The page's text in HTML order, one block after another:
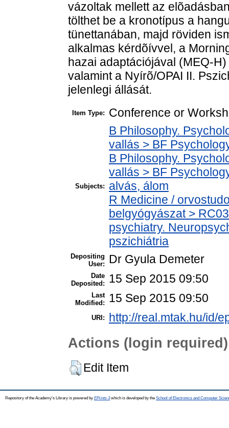
vázoltak mellett az
tölthet be a kronotípus a
tünettanában, majd röviden
alkalmas kérdõívvel, a
hazai adaptációjával (MEQ-
valamint a Nyírõ/OPAI II.
jelenlegi állását.
Item Type: Conference or
Subjects:
B Philosophy.
vallás > BF
B Philosophy.
vallás > BF
alvás, álom
R Medicine /
belgyógyászat >
psychiatry.
pszichiátria
Depositing
User:
Dr Gyula Demeter
Date
Deposited:
15 Sep 2015 09:50
Last
Modified:
15 Sep 2015 09:50
URI: http://real.mtak.hu/id/
Actions (login required)
Edit Item
Repository of the Academy's Library is powered by EPrints 3which is developed by the School of Electronics and Computer